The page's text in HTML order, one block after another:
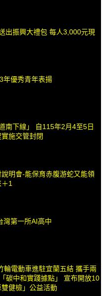
出振興大禮包 每人3,000元現
年優秀青年表揚
南下線」 自115年2月4至5日
施交管封閉
明會-能保育赤腹游蛇又能領
1
灣第一所AI高中
輪電動車進駐宜蘭五結 攜手兩
碳中和實踐據點」 宣布開放10
健檢」公益活動